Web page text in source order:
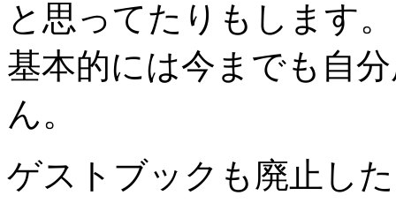
と思ってたりもします。
基本的には今までも自
ん。
ゲストブックも廃止し